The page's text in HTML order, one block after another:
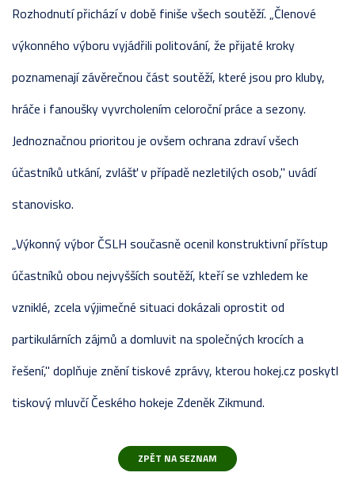
Rozhodnutí přichází v době finiše všech soutěží. „Členové
výkonného výboru vyjádřili politování, že přijaté kroky
poznamenají závěrečnou část soutěží, které jsou pro kluby,
hráče i fanoušky vyvrcholením celoroční práce a sezony.
Jednoznačnou prioritou je ovšem ochrana zdraví všech
účastníků utkání, zvlášť v případě nezletilých osob," uvádí
stanovisko.
„Výkonný výbor ČSLH současně ocenil konstruktivní přístup
účastníků obou nejvyšších soutěží, kteří se vzhledem ke
vzniklé, zcela výjimečné situaci dokázali oprostit od
partikulárních zájmů a domluvit na společných krocích a
řešení," doplňuje znění tiskové zprávy, kterou hokej.cz poskytl
tiskový mluvčí Českého hokeje Zdeněk Zikmund.